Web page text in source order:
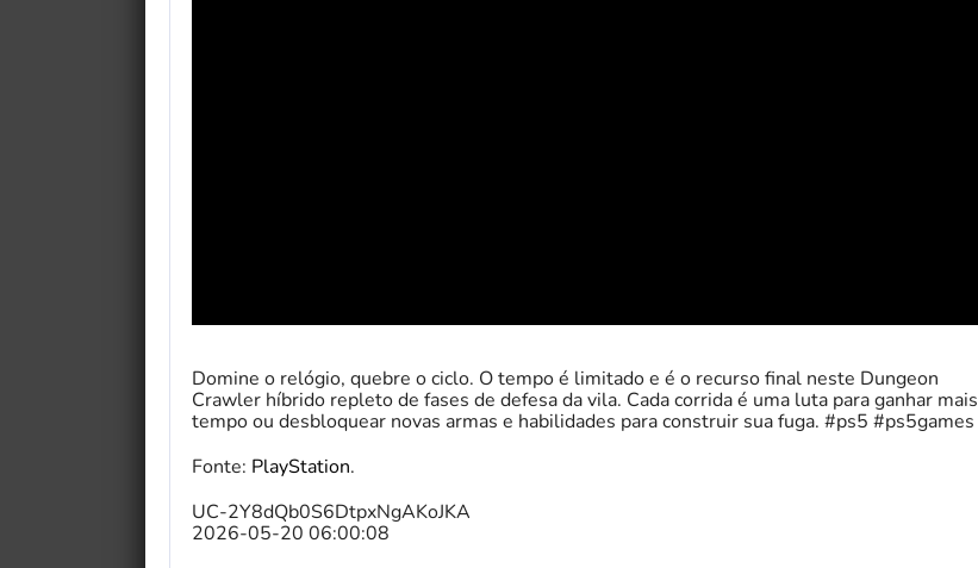
Domine o relógio, quebre o ciclo. O tempo é limitado e é o recurso final neste Dungeon
Crawler híbrido repleto de fases de defesa da vila. Cada corrida é uma luta para ganhar mais
tempo ou desbloquear novas armas e habilidades para construir sua fuga. #ps5 #ps5games
Fonte: PlayStation.
UC-2Y8dQb0S6DtpxNgAKoJKA
2026-05-20 06:00:08